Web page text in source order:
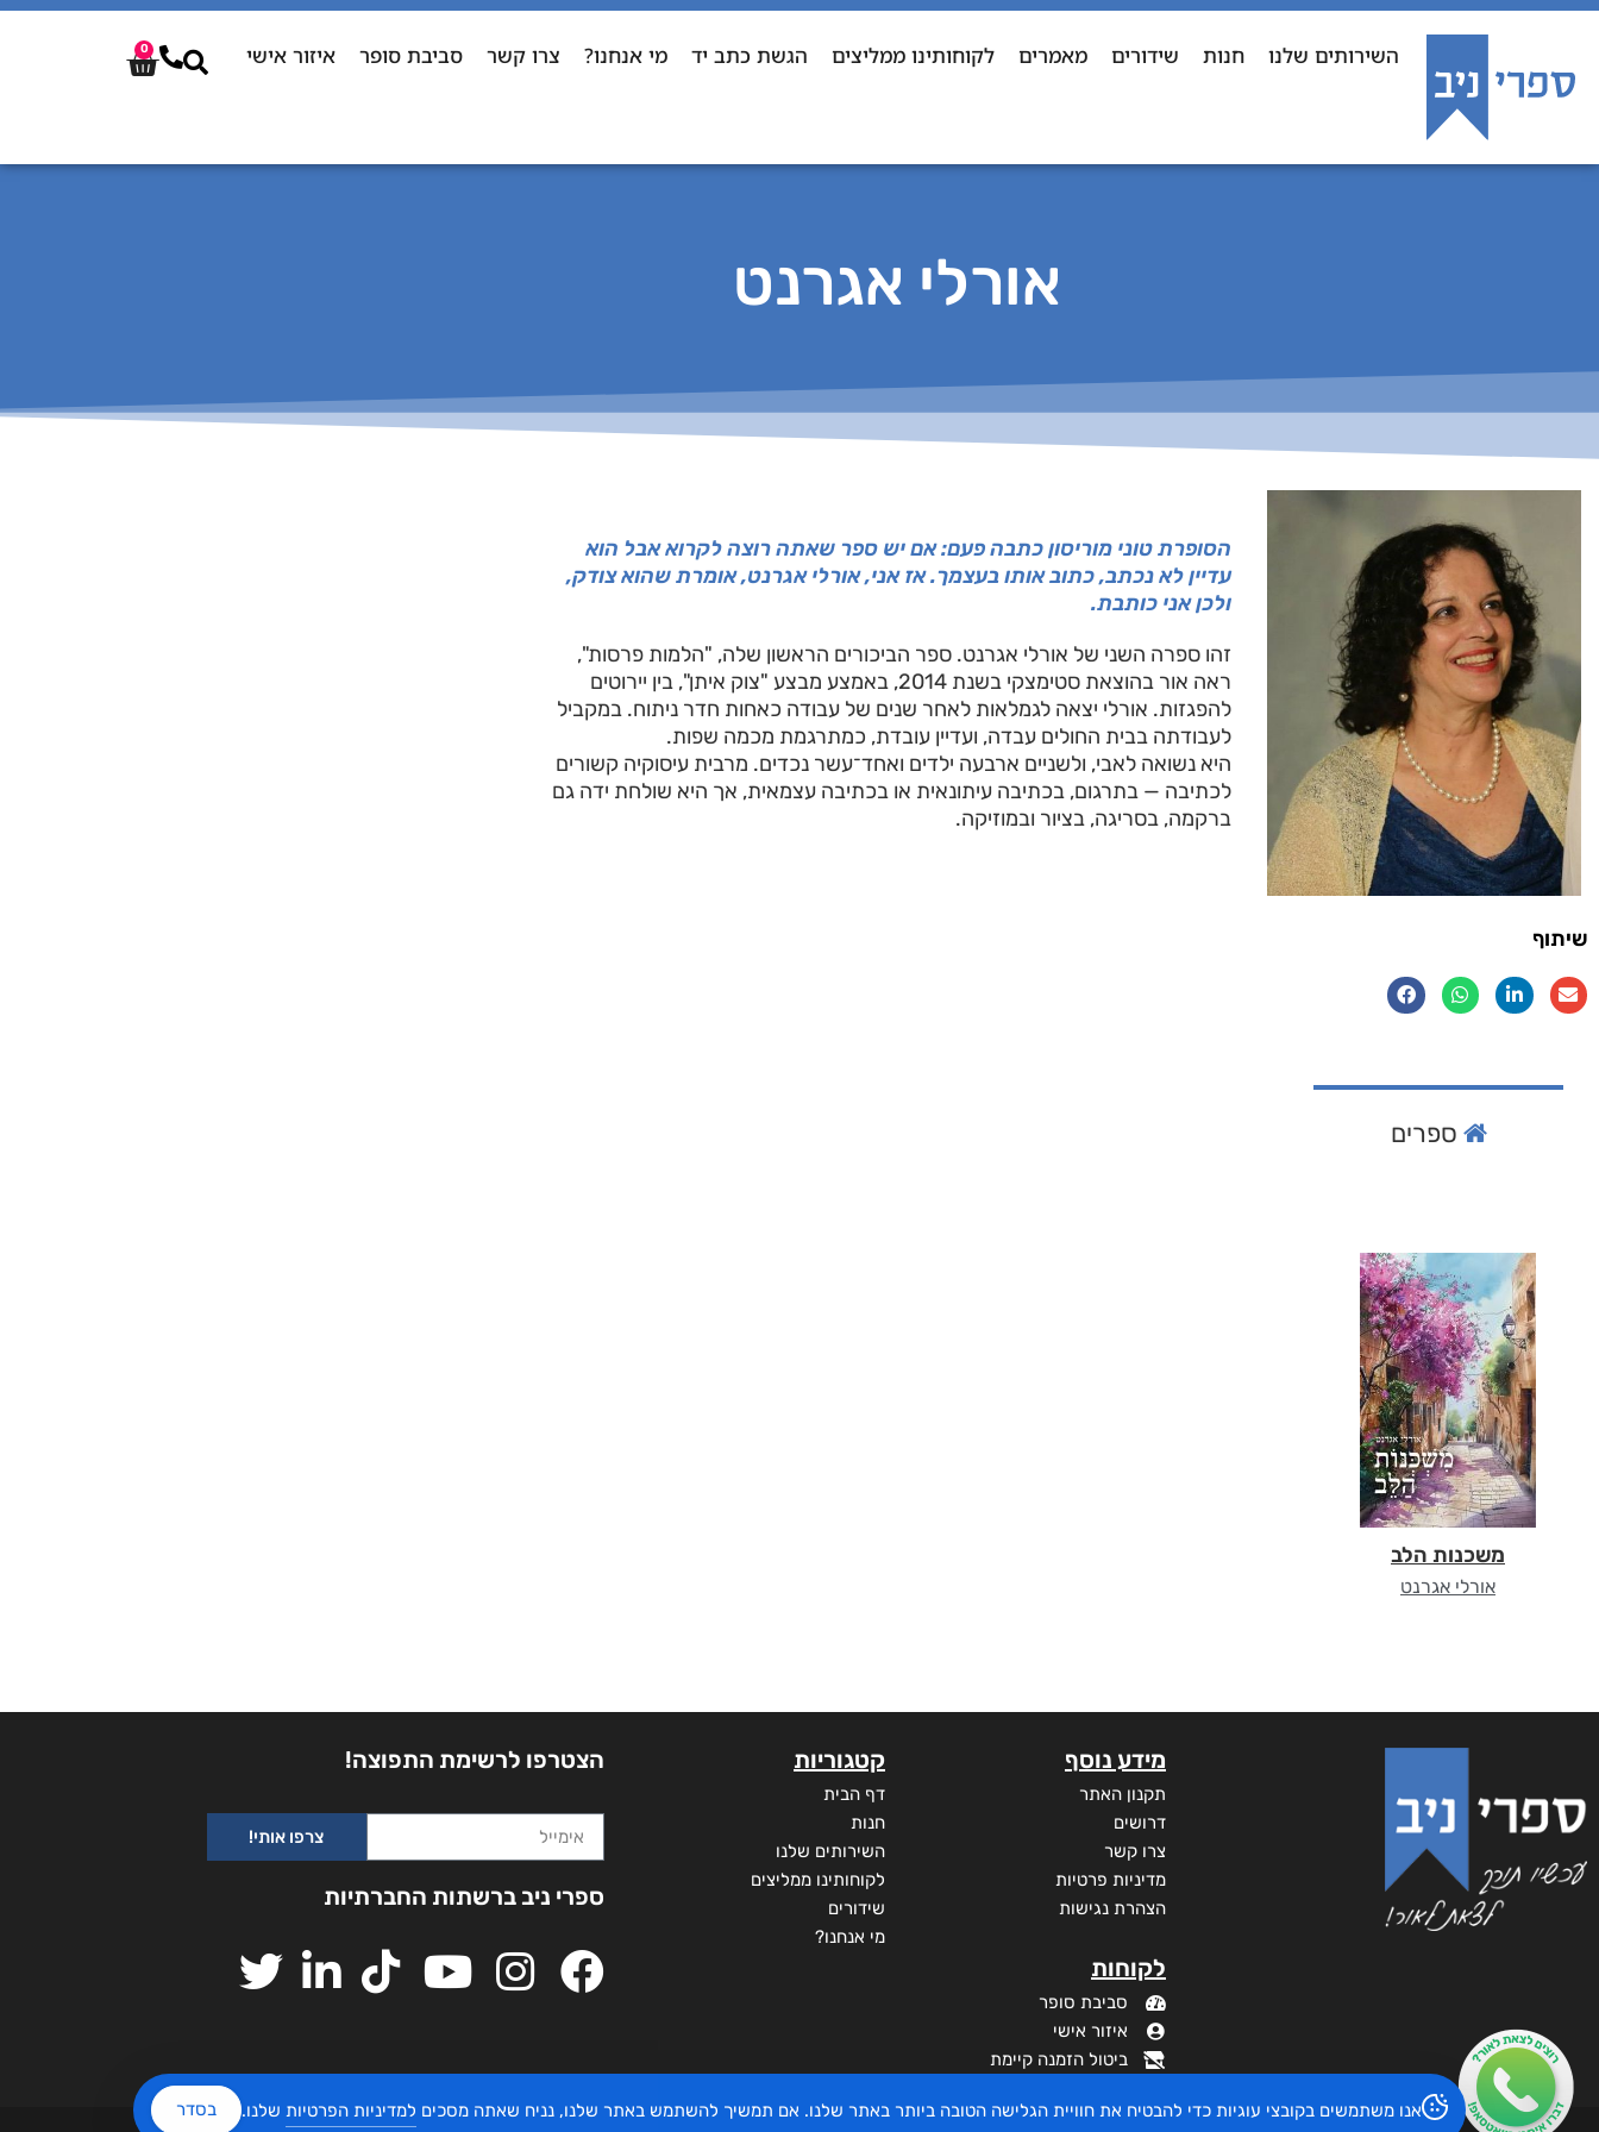
השירותים שלנו חנות שידורים מאמרים לקוחותינו ממליצים הגשת כתב יד מי אנחנו? צרו קשר סביבת סופר איזור אישי 0
אורלי אגרנט
הסופרת טוני מוריסון כתבה פעם: אם יש ספר שאתה רוצה לקרוא אבל הוא
עדיין לא נכתב, כתוב אותו בעצמך. אז אני, אורלי אגרנט, אומרת שהוא צודק,
ולכן אני כותבת.
זהו ספרה השני של אורלי אגרנט. ספר הביכורים הראשון שלה, "הלמות פרסות",
ראה אור בהוצאת סטימצקי בשנת 2014, באמצע מבצע "צוק איתן", בין יירוטים
להפגזות. אורלי יצאה לגמלאות לאחר שנים של עבודה כאחות חדר ניתוח. במקביל
לעבודתה בבית החולים עבדה, ועדיין עובדת, כמתרגמת מכמה שפות.
היא נשואה לאבי, ולשניים ארבעה ילדים ואחד־עשר נכדים. מרבית עיסוקיה קשורים
לכתיבה — בתרגום, בכתיבה עיתונאית או בכתיבה עצמאית, אך היא שולחת ידה גם
ברקמה, בסריגה, בציור ובמוזיקה.
שיתוף
ספרים
משכנות הלב
אורלי אגרנט
מידע נוסף
תקנון האתר
דרושים
צרו קשר
מדיניות פרטיות
הצהרת נגישות
לקוחות
סביבת סופר
איזור אישי
ביטול הזמנה קיימת
קטגוריות
דף הבית
חנות
השירותים שלנו
לקוחותינו ממליצים
שידורים
מי אנחנו?
הצטרפו לרשימת התפוצה!
צרפו אותי!
ספרי ניב ברשתות החברתיות
אנו משתמשים בקובצי עוגיות כדי להבטיח את חוויית הגלישה הטובה ביותר באתר שלנו. אם תמשיך להשתמש באתר שלנו, נניח שאתה מסכים למדיניות הפרטיות שלנו. בסדר